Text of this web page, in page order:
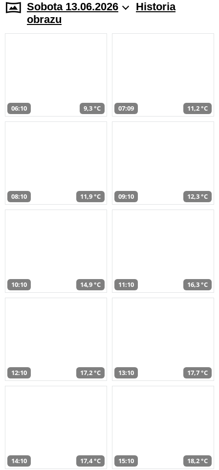
Sobota 13.06.2026
Historia
obrazu
06:10 9,3 °C 07:09 11,2 °C
08:10 11,9 °C 09:10 12,3 °C
10:10 14,9 °C 11:10 16,3 °C
12:10 17,2 °C 13:10 17,7 °C
14:10 17,4 °C 15:10 18,2 °C